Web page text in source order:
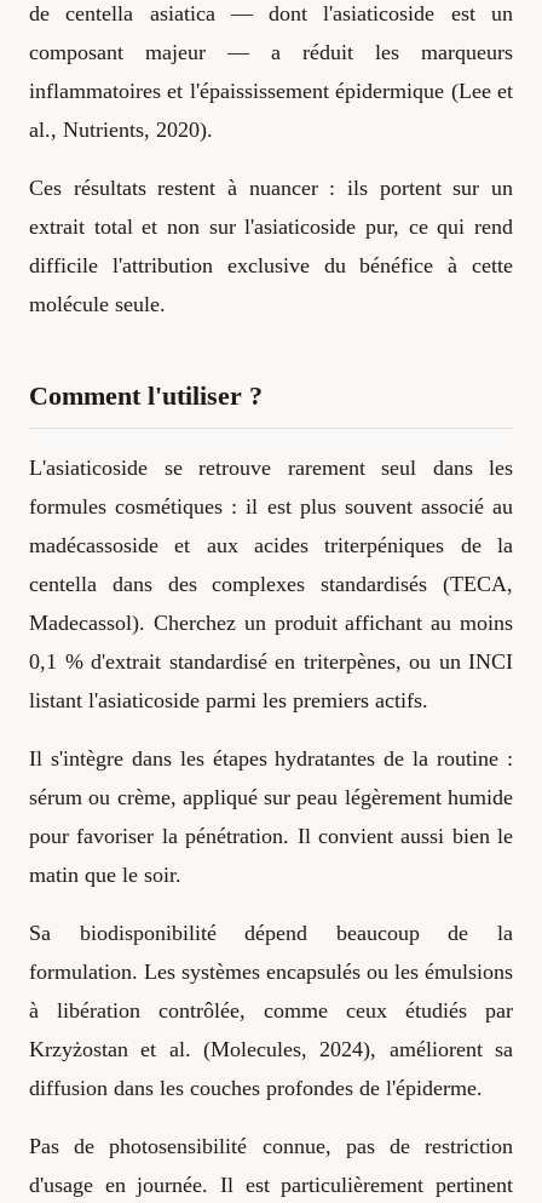
de centella asiatica — dont l'asiaticoside est un
composant majeur — a réduit les marqueurs
inflammatoires et l'épaississement épidermique (Lee et
al., Nutrients, 2020).
Ces résultats restent à nuancer : ils portent sur un
extrait total et non sur l'asiaticoside pur, ce qui rend
difficile l'attribution exclusive du bénéfice à cette
molécule seule.
Comment l'utiliser ?
L'asiaticoside se retrouve rarement seul dans les
formules cosmétiques : il est plus souvent associé au
madécassoside et aux acides triterpéniques de la
centella dans des complexes standardisés (TECA,
Madecassol). Cherchez un produit affichant au moins
0,1 % d'extrait standardisé en triterpènes, ou un INCI
listant l'asiaticoside parmi les premiers actifs.
Il s'intègre dans les étapes hydratantes de la routine :
sérum ou crème, appliqué sur peau légèrement humide
pour favoriser la pénétration. Il convient aussi bien le
matin que le soir.
Sa biodisponibilité dépend beaucoup de la
formulation. Les systèmes encapsulés ou les émulsions
à libération contrôlée, comme ceux étudiés par
Krzyżostan et al. (Molecules, 2024), améliorent sa
diffusion dans les couches profondes de l'épiderme.
Pas de photosensibilité connue, pas de restriction
d'usage en journée. Il est particulièrement pertinent